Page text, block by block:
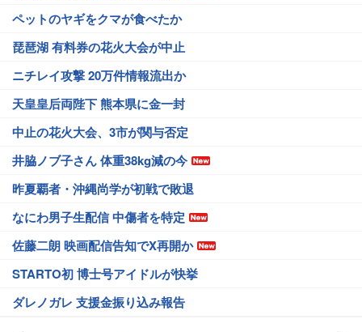
ペットのヤギをクマが食べたか
琵琶湖 有料券の花火大会が中止
ニチレイ攻撃 20万件情報流出か
天皇皇后両陛下 熊本県に金一封
中止の花火大会、3市が関与否定
井脇ノブ子さん 体重38kg減の今
昨夏覇者・沖縄尚学が初戦で敗退
なにわ男子生配信 中傷者を特定
佐藤二朗 映画配信告知でX再開か
STARTO初 博士号アイドルが快挙
ダレノガレ 支援金振り込み報告